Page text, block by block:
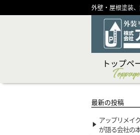
外壁・屋根塗装
トップペ
Toppage
最新の投稿
アップリメイ
が語る会社の